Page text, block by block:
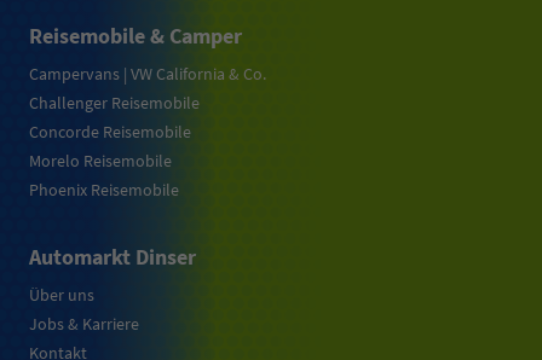
Reisemobile & Camper
Campervans | VW California & Co.
Challenger Reisemobile
Concorde Reisemobile
Morelo Reisemobile
Phoenix Reisemobile
Automarkt Dinser
Über uns
Jobs & Karriere
Kontakt